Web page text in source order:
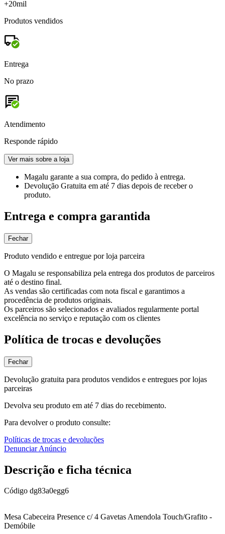
+20mil
Produtos vendidos
Entrega
No prazo
Atendimento
Responde rápido
Ver mais sobre a loja
Magalu garante a sua compra, do pedido à entrega.
Devolução Gratuita em até 7 dias depois de receber o
produto.
Entrega e compra garantida
Fechar
Produto vendido e entregue por loja parceira
O Magalu se responsabiliza pela entrega dos produtos de parceiros
até o destino final.
As vendas são certificadas com nota fiscal e garantimos a
procedência de produtos originais.
Os parceiros são selecionados e avaliados regularmente portal
excelência no serviço e reputação com os clientes
Política de trocas e devoluções
Fechar
Devolução gratuita para produtos vendidos e entregues por lojas
parceiras
Devolva seu produto em até 7 dias do recebimento.
Para devolver o produto consulte:
Políticas de trocas e devoluções
Denunciar Anúncio
Descrição e ficha técnica
Código dg83a0egg6
Mesa Cabeceira Presence c/ 4 Gavetas Amendola Touch/Grafito -
Demóbile